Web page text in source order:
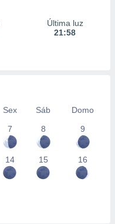
Última luz
21:58
Sex Sáb
Domo
7 8 9
14 15 16